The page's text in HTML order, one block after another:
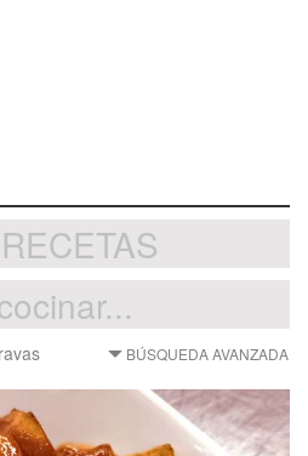
RECETAS
BÚSQUEDA AVANZADA